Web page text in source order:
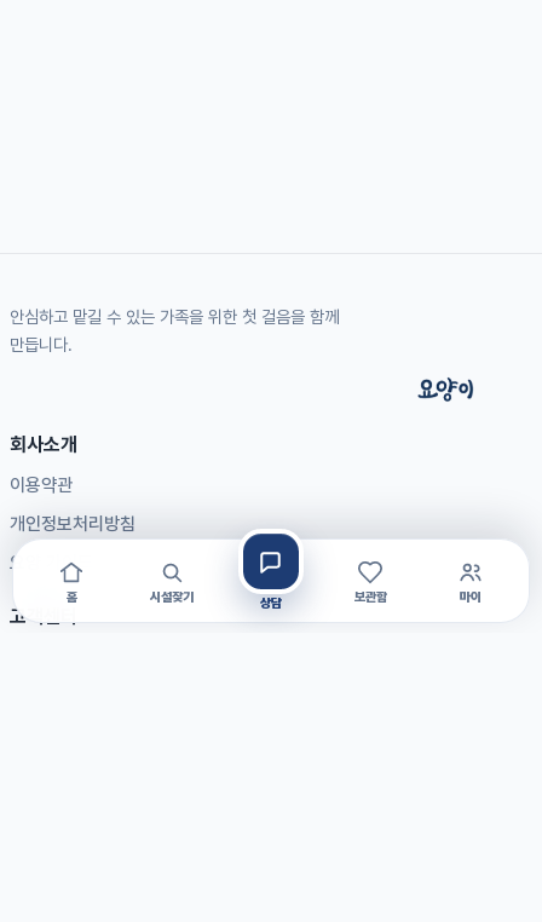
안심하고 맡길 수 있는 가족을 위한 첫 걸음을 함께
만듭니다.
회사소개
이용약관
개인정보처리방침
요양 가이드
고객센터
홈 시설찾기 상담 보관함 마이